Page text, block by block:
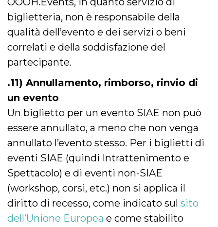
biglietteria, non è responsabile della
qualità dell’evento e dei servizi o beni
correlati e della soddisfazione del
partecipante.
.11) Annullamento, rimborso, rinvio di
un evento
Un biglietto per un evento SIAE non può
essere annullato, a meno che non venga
annullato l’evento stesso. Per i biglietti di
eventi SIAE (quindi Intrattenimento e
Spettacolo) e di eventi non-SIAE
(workshop, corsi, etc.) non si applica il
diritto di recesso, come indicato sul sito
dell’Unione Europea e come stabilito